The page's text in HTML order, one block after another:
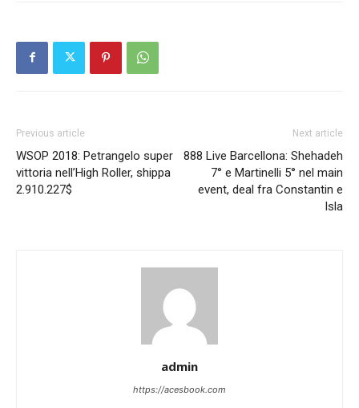
Previous article
WSOP 2018: Petrangelo super
vittoria nell’High Roller, shippa
2.910.227$
Next article
888 Live Barcellona: Shehadeh
7° e Martinelli 5° nel main
event, deal fra Constantin e
Isla
admin
https://acesbook.com